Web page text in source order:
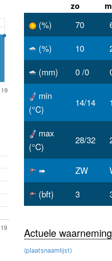
zo
(%) 70
(%)
10
(mm)
0 /0
min
(°C)
14/14
max
(°C)
28/32
➠ ZW
(bft)
3
Actuele
(plaatsnaamlijst)